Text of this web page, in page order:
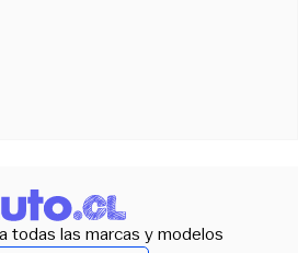
todas las marcas y modelos